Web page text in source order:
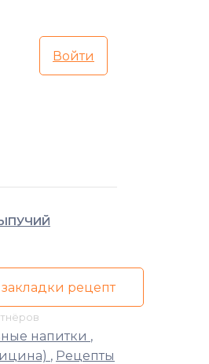
Войти
рецепт
напитки ,
, Рецепты